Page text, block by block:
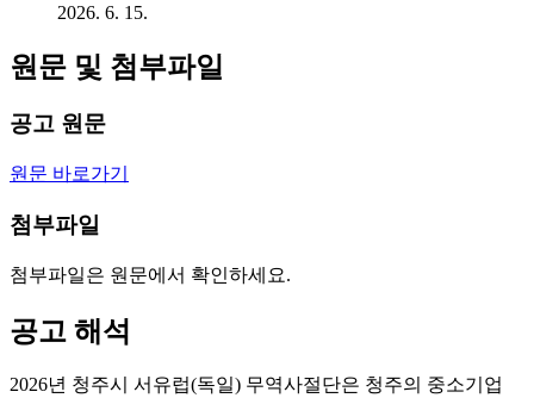
2026. 6. 15.
원문 및 첨부파일
공고 원문
원문 바로가기
첨부파일
첨부파일은 원문에서 확인하세요.
공고 해석
2026년 청주시 서유럽(독일) 무역사절단은 청주의 중소기업